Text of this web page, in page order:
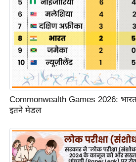
फै
श
न
लू
नु
स्खे
प
र्य
ट
Commonwealth Games 2026:
इतने मेडल